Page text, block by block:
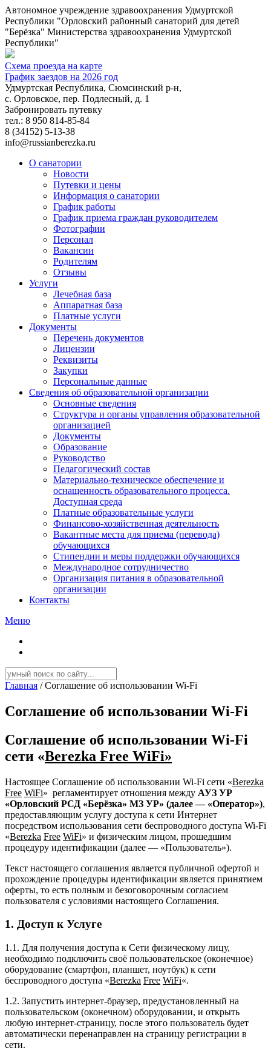
Автономное учреждение здравоохранения Удмуртской
Республики "Орловский районный санаторий для детей
"Берёзка" Министерства здравоохранения Удмуртской
Республики"
Схема проезда на карте
График заездов на 2026 год
Удмуртская Республика, Сюмсинский р-н,
с. Орловское, пер. Подлесный, д. 1
Забронировать путевку
тел.: 8 950 814-85-84
8 (34152) 5-13-38
info@russianberezka.ru
О санатории
Новости
Путевки и цены
Информация о санатории
График работы
График приема граждан руководителем
Фотографии
Персонал
Вакансии
Родителям
Отзывы
Услуги
Лечебная база
Аппаратная база
Платные услуги
Документы
Перечень документов
Лицензии
Реквизиты
Закупки
Персональные данные
Сведения об образовательной организации
Основные сведения
Структура и органы управления образовательной
организацией
Документы
Образование
Руководство
Педагогический состав
Материально-техническое обеспечение и
оснащенность образовательного процесса.
Доступная среда
Платные образовательные услуги
Финансово-хозяйственная деятельность
Вакантные места для приема (перевода)
обучающихся
Стипендии и меры поддержки обучающихся
Международное сотрудничество
Организация питания в образовательной
организации
Контакты
Меню
Главная /Соглашение об использовании Wi-Fi
Соглашение об использовании Wi-Fi
Соглашение об использовании Wi-Fi
сети «Berezka Free WiFi»
Настоящее Соглашение об использовании Wi-Fi сети «Berezka
Free WiFi» регламентирует отношения между АУЗ УР
«Орловский РСД «Берёзка» МЗ УР» (далее — «Оператор»),
предоставляющим услугу доступа к сети Интернет
посредством использования сети беспроводного доступа Wi-Fi
«Berezka Free WiFi» и физическим лицом, прошедшим
процедуру идентификации (далее — «Пользователь»).
Текст настоящего соглашения является публичной офертой и
прохождение процедуры идентификации является принятием
оферты, то есть полным и безоговорочным согласием
пользователя с условиями настоящего Соглашения.
1. Доступ к Услуге
1.1. Для получения доступа к Сети физическому лицу,
необходимо подключить своё пользовательское (оконечное)
оборудование (смартфон, планшет, ноутбук) к сети
беспроводного доступа «Berezka Free WiFi«.
1.2. Запустить интернет-браузер, предустановленный на
пользовательском (оконечном) оборудовании, и открыть
любую интернет-страницу, после этого пользователь будет
автоматически перенаправлен на страницу регистрации в
сети.